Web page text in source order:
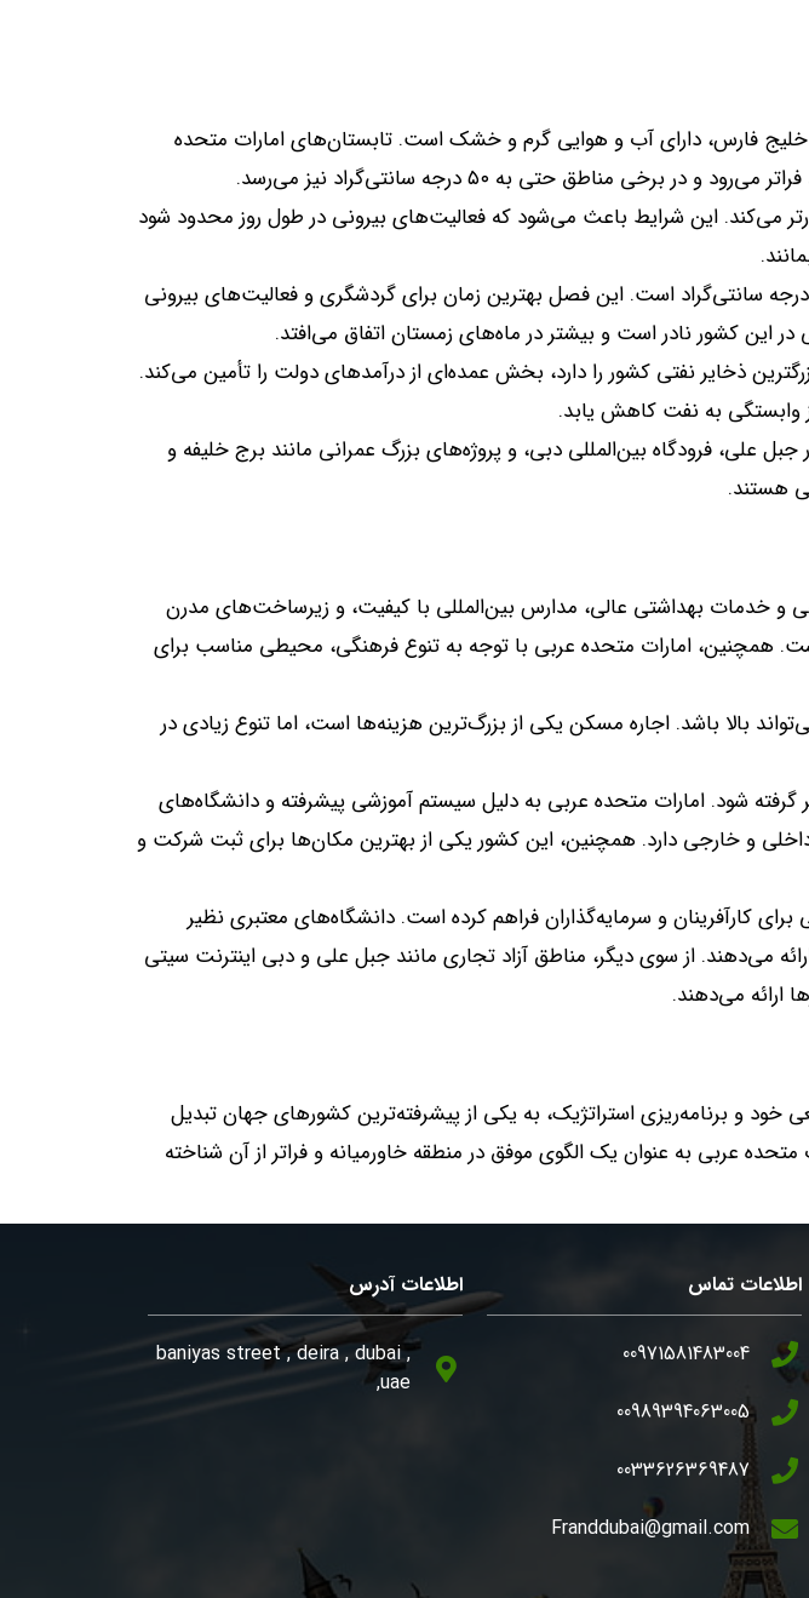
خلیج فارس، دارای آب و هوایی گرم و خشک است. تابستان‌های امارات متحده
.
می‌کند. این شرایط باعث می‌شود که فعالیت‌های بیرونی در طول روز محدود شود
.
. این فصل بهترین زمان برای گردشگری و فعالیت‌های بیرونی
در این کشور نادر است و بیشتر در ماه‌های زمستان اتفاق می‌افتد.
ذخایر نفتی کشور را دارد، بخش عمده‌ای از درآمدهای دولت را تأمین می‌کند.
وابستگی به نفت کاهش یابد.
جبل علی، فرودگاه بین‌المللی دبی، و پروژه‌های بزرگ عمرانی مانند برج خلیفه و
هستند.
و خدمات بهداشتی عالی، مدارس بین‌المللی با کیفیت، و زیرساخت‌های مدرن
. همچنین، امارات متحده عربی با توجه به تنوع فرهنگی، محیطی مناسب برای
بالا باشد. اجاره مسکن یکی از بزرگ‌ترین هزینه‌ها است، اما تنوع زیادی در
گرفته شود. امارات متحده عربی به دلیل سیستم آموزشی پیشرفته و دانشگاه‌های
و خارجی دارد. همچنین، این کشور یکی از بهترین مکان‌ها برای ثبت شرکت و
کارآفرینان و سرمایه‌گذاران فراهم کرده است. دانشگاه‌های معتبری نظیر
می‌دهند. از سوی دیگر، مناطق آزاد تجاری مانند جبل علی و دبی اینترنت سیتی
ارائه می‌دهند.
خود و برنامه‌ریزی استراتژیک، به یکی از پیشرفته‌ترین کشورهای جهان تبدیل
عربی به عنوان یک الگوی موفق در منطقه خاورمیانه و فراتر از آن شناخته
اطلاعات تماس
00971581483004
00989394063005
0033626369487
Franddubai@gmail.com
اطلاعات آدرس
, baniyas street , deira , dubai
,uae